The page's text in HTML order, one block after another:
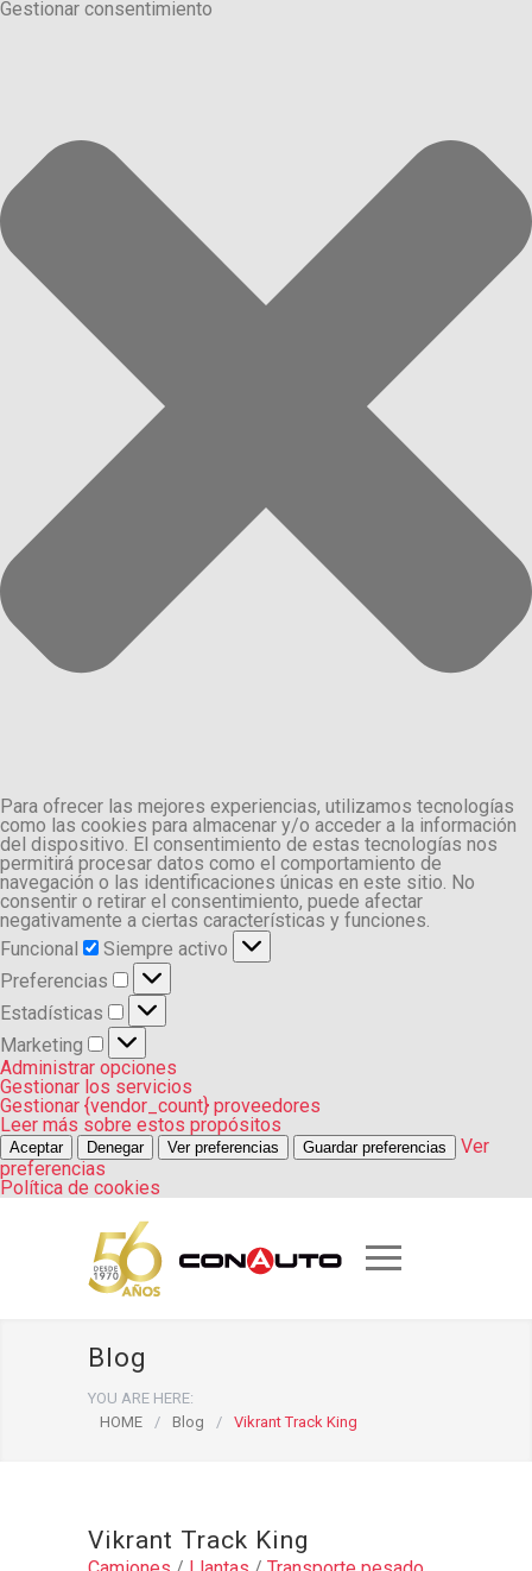
Gestionar consentimiento
Para ofrecer las mejores experiencias, utilizamos tecnologías
como las cookies para almacenar y/o acceder a la información
del dispositivo. El consentimiento de estas tecnologías nos
permitirá procesar datos como el comportamiento de
navegación o las identificaciones únicas en este sitio. No
consentir o retirar el consentimiento, puede afectar
negativamente a ciertas características y funciones.
Funcional
Funcional
Siempre activo
Preferencias
Preferencias
Estadísticas
Estadísticas
Marketing
Marketing
Administrar opciones
Gestionar los servicios
Gestionar {vendor_count} proveedores
Leer más sobre estos propósitos
Aceptar Denegar Ver preferencias Guardar preferencias
Ver
preferencias
Política de cookies
Blog
YOU ARE HERE:
HOME
/ Blog / Vikrant Track King
Vikrant Track King